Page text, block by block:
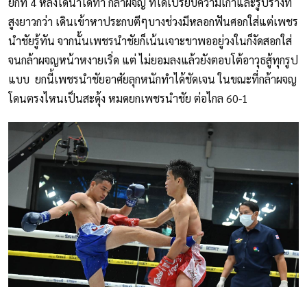
สูงยาวกว่า เดินเข้าหาประกบตีๆบางช่วงมีหลอกฟันศอกใส่แต่เพชร
นำชัยรู้ทัน จากนั้นเพชรนำชัยก็เน้นเจาะขาพออยู่วงในก็งัดสอกใส่
จนกล้าผจญหน้าหงายเริ่ด แต่ ไม่ยอมลงแล้วยังตอบโต้อาวุธสู้ทุกรูป
แบบ ยกนี้เพชรนำชัยอาศัยลุกหนักทำได้ชัดเจน ในขณะที่กล้าผจญ
โดนตรงไหนเป็นสะดุ้ง หมดยกเพชรนำชัย ต่อไกล 60-1